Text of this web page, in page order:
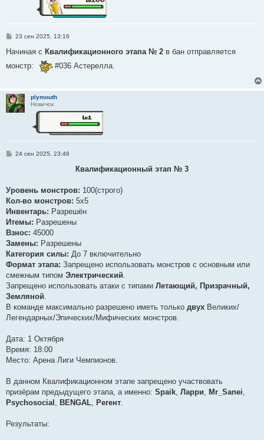
С
о
щ
е
23 сен 2025, 13:16
Начиная с Квалификационного этапа № 2 в бан отправляется
монстр:
#036 Астерелла.
plymouth
Новичок
С
е
и
е
24 сен 2025, 23:46
Квалификационный этап № 3
Уровень монстров: 100(строго)
Кол-во монстров: 5x5
Инвентарь: Разрешён
Итемы: Разрешены
Взнос: 45000
Замены: Разрешены
Категория силы: До 7 включительно
Формат этапа: Запрещено использовать монстров с основным или
смежным типом Электрический.
Запрещено использовать атаки с типами Летающий, Призрачный,
Земляной.
В команде максимально разрешено иметь только двух Великих/
Легендарных/Эпических/Мифических монстров.
Дата: 1 Октября
Время: 18:00
Место: Арена Лиги Чемпионов.
В данном Квалификационном этапе запрещено участвовать
призёрам предыдущего этапа, а именно: Spaik, Ларри, Mr_Sanei,
Psychosocial , BENGAL, Регент.
Результаты: